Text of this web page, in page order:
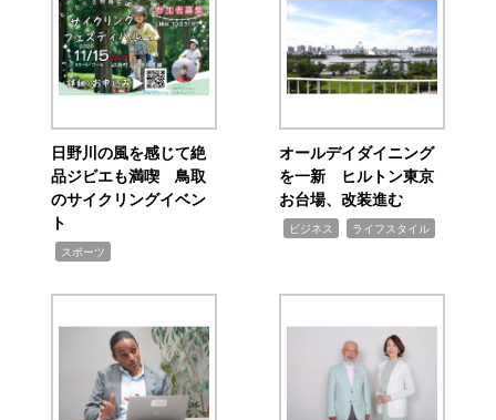
日野川の風を感じて絶
品ジビエも満喫 鳥取
のサイクリングイベン
ト
スポーツ
オールデイダイニング
を一新 ヒルトン東京
お台場、改装進む
ビジネス ライフスタイル